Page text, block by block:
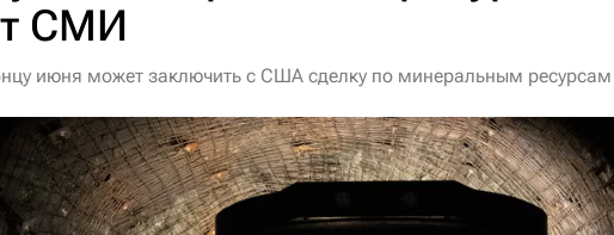
СМИ
июня может заключить с США сделку по минеральным ресурсам